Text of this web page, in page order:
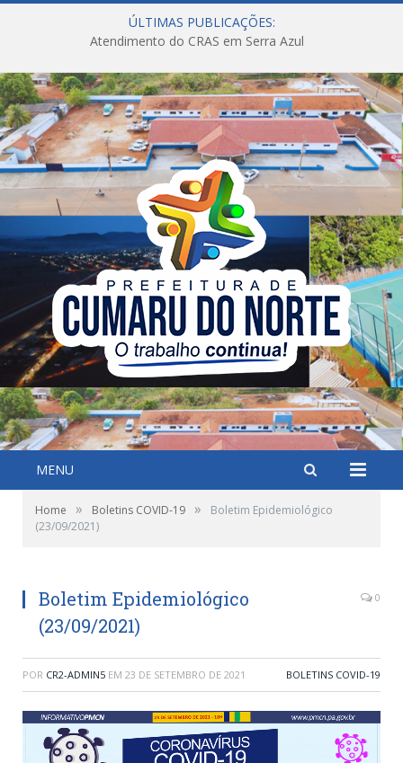
ÚLTIMAS PUBLICAÇÕES:
Atendimento do CRAS em Serra Azul
MENU
Home » Boletins COVID-19 »
Boletim Epidemiológico
(23/09/2021)
Boletim Epidemiológico
(23/09/2021)
0
POR CR2-ADMIN5 EM 23 DE SETEMBRO DE 2021 BOLETINS COVID-19